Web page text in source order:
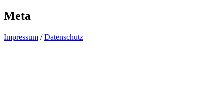
Meta
Impressum /Datenschutz